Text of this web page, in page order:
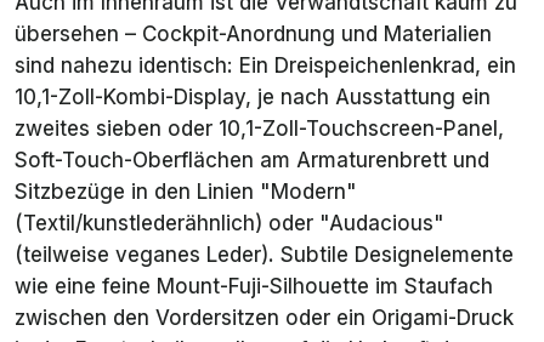
übersehen – Cockpit-Anordnung und Materialien
sind nahezu identisch: Ein Dreispeichenlenkrad, ein
10,1-Zoll-Kombi-Display, je nach Ausstattung ein
zweites sieben oder 10,1-Zoll-Touchscreen-Panel,
Soft-Touch-Oberflächen am Armaturenbrett und
Sitzbezüge in den Linien "Modern"
(Textil/kunstlederähnlich) oder "Audacious"
(teilweise veganes Leder). Subtile Designelemente
wie eine feine Mount-Fuji-Silhouette im Staufach
zwischen den Vordersitzen oder ein Origami-Druck